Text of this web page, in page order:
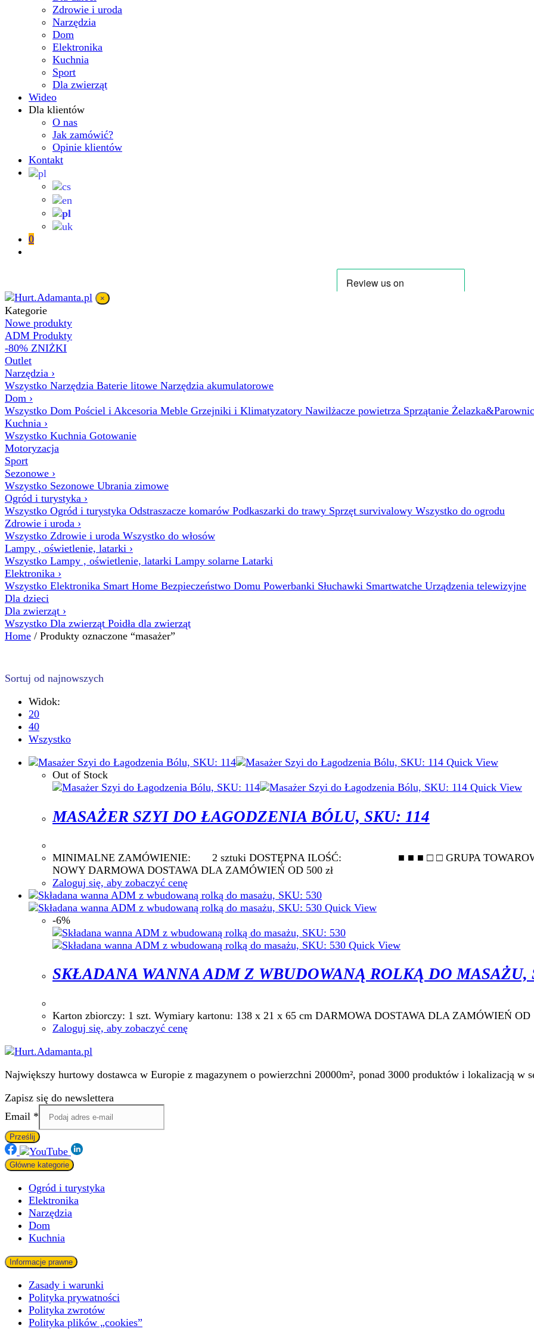
Zdrowie i uroda
Narzędzia
Dom
Elektronika
Kuchnia
Sport
Dla zwierząt
Wideo
Dla klientów
O nas
Jak zamówić?
Opinie klientów
Kontakt
0
×
Kategorie
Nowe produkty
ADM Produkty
-80% ZNIŻKI
Outlet
Narzędzia ›
Wszystko Narzędzia Baterie litowe Narzędzia akumulatorowe
Dom ›
Wszystko Dom Pościel i Akcesoria Meble Grzejniki i Klimatyzatory Nawilżacze powietrza Sprzątanie
Kuchnia ›
Wszystko Kuchnia Gotowanie
Motoryzacja
Sport
Sezonowe ›
Wszystko Sezonowe Ubrania zimowe
Ogród i turystyka ›
Wszystko Ogród i turystyka Odstraszacze komarów Podkaszarki do trawy Sprzęt survivalowy Wszystko do ogrodu
Zdrowie i uroda ›
Wszystko Zdrowie i uroda Wszystko do włosów
Lampy , oświetlenie, latarki ›
Wszystko Lampy , oświetlenie, latarki Lampy solarne Latarki
Elektronika ›
Wszystko Elektronika Smart Home Bezpieczeństwo Domu Powerbanki Słuchawki Smartwatche Urządzenia telewizyjne
Dla dzieci
Dla zwierząt ›
Wszystko Dla zwierząt Poidła dla zwierząt
Home / Produkty oznaczone “masażer”
Sortuj od najnowszych
Widok:
20
40
Wszystko
Quick View
Out of Stock
Quick View
MASAŻER SZYI DO ŁAGODZENIA BÓLU, SKU: 114
MINIMALNE ZAMÓWIENIE: 2 sztuki DOSTĘPNA ILOŚĆ: ■ ■ ■ □ □ GRUPA
NOWY DARMOWA DOSTAWA DLA ZAMÓWIEŃ OD 500 zł
Zaloguj się, aby zobaczyć cenę
Quick View
-6%
Quick View
SKŁADANA WANNA ADM Z WBUDOWANĄ ROLKĄ DO MASAŻU,
Karton zbiorczy: 1 szt. Wymiary kartonu: 138 x 21 x 65 cm DARMOWA DOSTAWA DLA ZAMÓWIEŃ OD
Zaloguj się, aby zobaczyć cenę
Największy hurtowy dostawca w Europie z magazynem o powierzchni 20000m², ponad 3000 produktów i lokalizacją w
Zapisz się do newslettera
Email
Email *
Prześlij
Główne kategorie
Ogród i turystyka
Elektronika
Narzędzia
Dom
Kuchnia
Informacje prawne
Zasady i warunki
Polityka prywatności
Polityka zwrotów
Polityka plików „cookies”